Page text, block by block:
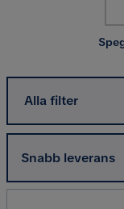
Alla filter
Snabb leverans